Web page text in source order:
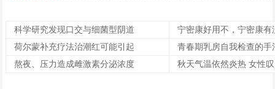
科学研究发现口交与细菌型阴道
宁密康好用不，宁密康有
荷尔蒙补充疗法治潮红可能引起
青春期乳房自我检查的手
熬夜、压力造成雌激素分泌浓度
秋天气温依然炎热 女性